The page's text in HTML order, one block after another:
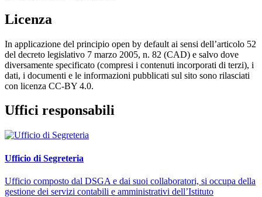
Licenza
In applicazione del principio open by default ai sensi dell’articolo 52
del decreto legislativo 7 marzo 2005, n. 82 (CAD) e salvo dove
diversamente specificato (compresi i contenuti incorporati di terzi), i
dati, i documenti e le informazioni pubblicati sul sito sono rilasciati
con licenza CC-BY 4.0.
Uffici responsabili
Ufficio di Segreteria
Ufficio composto dal DSGA e dai suoi collaboratori, si occupa della
gestione dei servizi contabili e amministrativi dell’Istituto